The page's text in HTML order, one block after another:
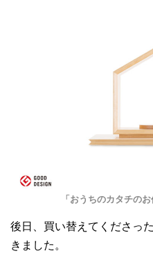
「おうちのカタチの
後日、買い替えてくださっ
きました。